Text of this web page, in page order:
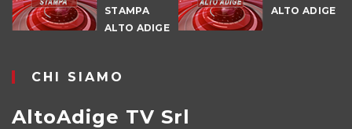
STAMPA
ALTO ADIGE
ALTO ADIGE
CHI SIAMO
AltoAdige TV Srl